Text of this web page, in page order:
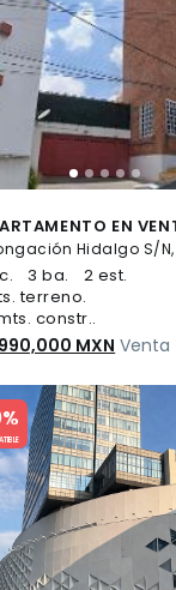
3 ba.
2 est.
terreno.
constr..
MXN Venta
of 5